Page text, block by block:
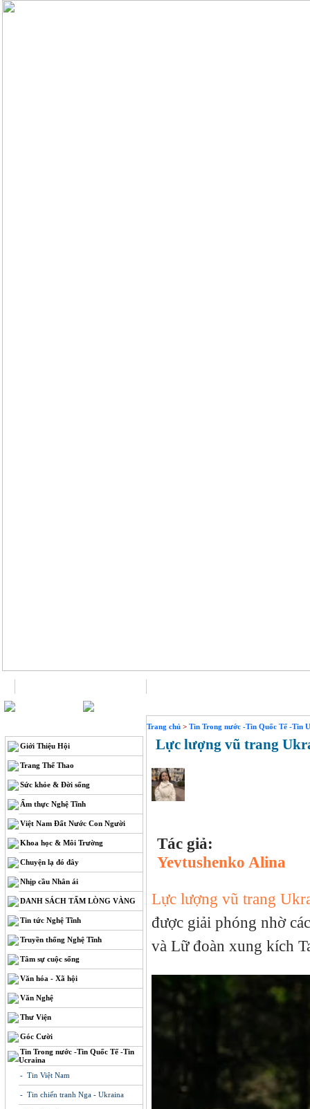
Giới Thiệu Hội
Trang Thể Thao
Sức khỏe & Đời sống
Ẩm thực Nghệ Tĩnh
Việt Nam Đất Nước Con Người
Khoa học & Môi Trường
Chuyện lạ đó đây
Nhịp cầu Nhân ái
DANH SÁCH TẤM LÒNG VÀNG
Tin tức Nghệ Tĩnh
Truyền thống Nghệ Tĩnh
Tâm sự cuộc sống
Văn hóa - Xã hội
Văn Nghệ
Thư Viện
Góc Cười
Tin Trong nước -Tin Quốc Tế -Tin
Ucraina
- Tin Việt Nam
- Tin chiến tranh Nga - Ukraina
Trang chủ > Tin Trong nước -Tin Quốc Tế -Tin
Lực lượng vũ trang
Tác giả:
Yevtushenko Alina
Lực lượng vũ trang
được giải phóng nhờ
và Lữ đoàn xung kích